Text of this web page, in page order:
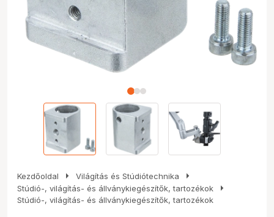
Kezdőoldal arrow_right Világítás és Stúdiótechnika arrow_right
Stúdió-, világítás- és állványkiegészítők, tartozékok arrow_right
Stúdió-, világítás- és állványkiegészítők, tartozékok